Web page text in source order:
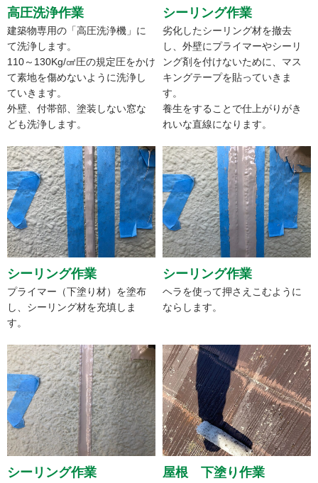
高圧洗浄作業
建築物専用の「高圧洗浄機」に
て洗浄します。
110～130Kg/㎠圧の規定圧をかけ
て素地を傷めないように洗浄し
ていきます。
外壁、付帯部、塗装しない窓な
ども洗浄します。
シーリング作業
劣化したシーリング材を撤去
し、外壁にプライマーやシーリ
ング剤を付けないために、マス
キングテープを貼っていきま
す。
養生をすることで仕上がりがき
れいな直線になります。
シーリング作業
プライマー（下塗り材）を塗布
し、シーリング材を充填しま
す。
シーリング作業
ヘラを使って押さえこむように
ならします。
シーリング作業 屋根 下塗り作業